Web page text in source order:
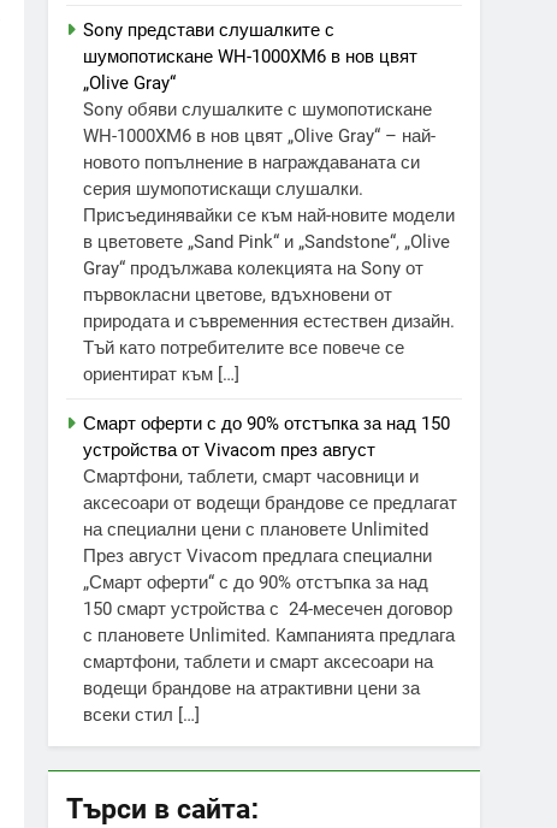
Sony представи слушалките с
шумопотискане WH-1000XM6 в нов цвят
„Olive Gray“
Sony обяви слушалките с шумопотискане
WH-1000XM6 в нов цвят „Olive Gray“ – най-
новото попълнение в награждаваната си
серия шумопотискащи слушалки.
Присъединявайки се към най-новите модели
в цветовете „Sand Pink“ и „Sandstone“, „Olive
Gray“ продължава колекцията на Sony от
първокласни цветове, вдъхновени от
природата и съвременния естествен дизайн.
Тъй като потребителите все повече се
ориентират към […]
Смарт оферти с до 90% отстъпка за над 150
устройства от Vivacom през август
Смартфони, таблети, смарт часовници и
аксесоари от водещи брандове се предлагат
на специални цени с плановете Unlimited
През август Vivacom предлага специални
„Смарт оферти“ с до 90% отстъпка за над
150 смарт устройства с 24-месечен договор
с плановете Unlimited. Кампанията предлага
смартфони, таблети и смарт аксесоари на
водещи брандове на атрактивни цени за
всеки стил […]
Търси в сайта: